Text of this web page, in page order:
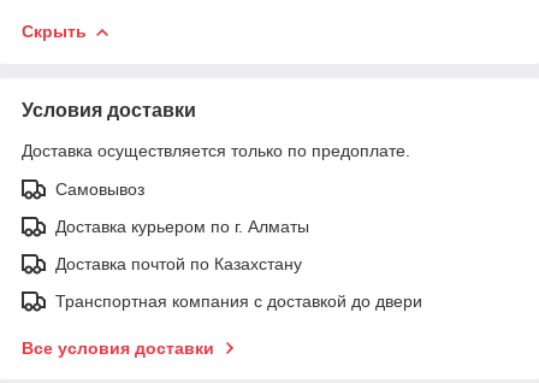
Скрыть
Условия доставки
Доставка осуществляется только по предоплате.
Самовывоз
Доставка курьером по г. Алматы
Доставка почтой по Казахстану
Транспортная компания с доставкой до двери
Все условия доставки